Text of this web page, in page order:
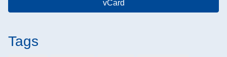
vCard
Tags